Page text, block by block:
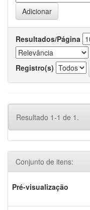
Resultados/Página
Registro(s)
Resultado 1-1 de 1.
Conjunto de itens:
Pré-visualização